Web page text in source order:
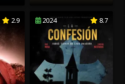
2.9 2024 8.7